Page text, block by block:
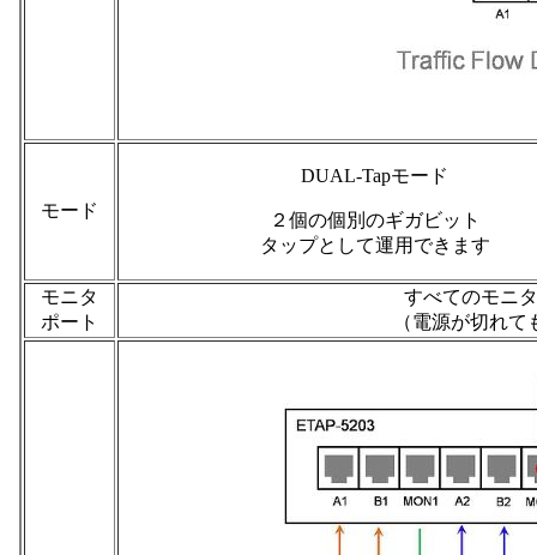
モード
DUAL-Tapモード
２個の個別のギガビット
タップとして運用できます
モニタ
ポート
すべてのモニ
（電源が切れ